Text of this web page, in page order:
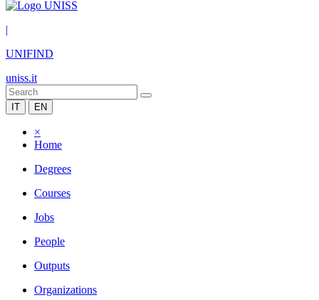
|
UNIFIND
uniss.it
IT EN
×
Home
Degrees
Courses
Jobs
People
Outputs
Organizations